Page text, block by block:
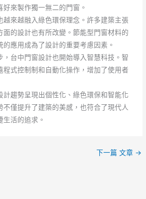
來製作獨一無二的門窗。
越來越融入綠色環保理念。許多建築主張
面的設計也有所改變。節能型門窗材料的
應用成為了設計的重要考慮因素。
，台中門窗設計也開始導入智慧科技。智
程式控制制和自動化操作，增加了使用者
計趨勢呈現出個性化、綠色環保和智能化
不僅提升了建築的美感，也符合了現代人
活的追求。
下一篇 文章 →